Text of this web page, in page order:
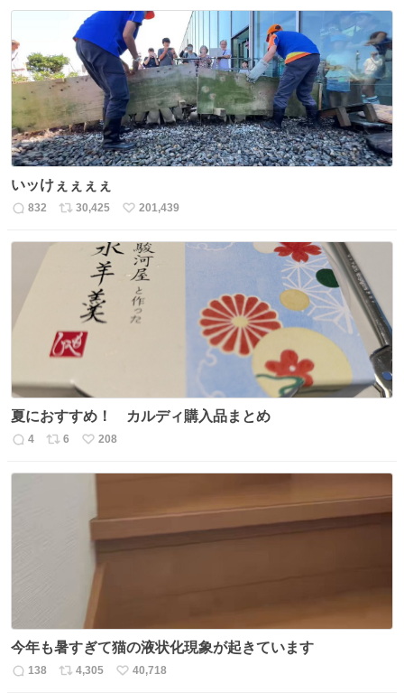
数
ね
数
いッけぇぇぇぇ
返
832
リ
30,425
い
ね
数
201,439
夏におすすめ！ カルディ購入品まとめ
返
4
リ
6
い
208
今年も暑すぎて猫の液状化現象が起きています
返
138
リ
4,305
い
40,718